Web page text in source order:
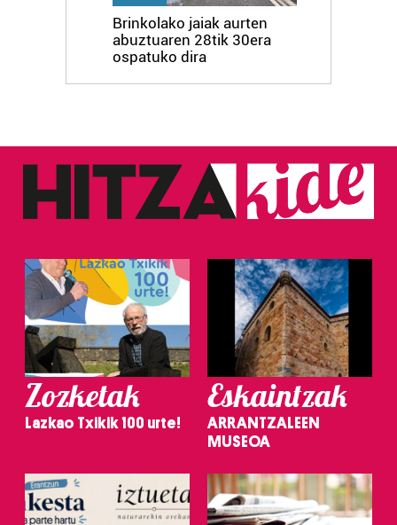
Brinkolako jaiak aurten
abuztuaren 28tik 30era
ospatuko dira
Zozketak
Lazkao Txikik 100 urte!
Eskaintzak
ARRANTZALEEN
MUSEOA